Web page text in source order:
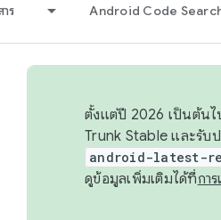
ร Android Code
ตั้งแต่ปี 2026 เป็นต้นไ
Trunk Stable และรับ
android-latest-
ดูข้อมูลเพิ่มเติมได้ที่กา